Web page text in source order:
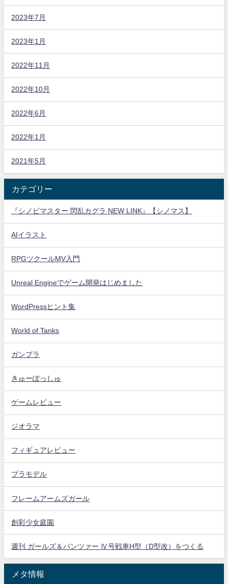
2023年7月
2023年1月
2022年11月
2022年10月
2022年6月
2022年1月
2021年5月
カテゴリー
『シノビマスター 閃乱カグラ NEW LINK』【シノマス】
AIイラスト
RPGツクールMV入門
Unreal Engineでゲーム開発はじめました
WordPressヒント集
World of Tanks
ガンプラ
きゅーぽっしゅ
ゲームレビュー
ジオラマ
フィギュアレビュー
プラモデル
フレームアームズガール
創彩少女庭園
週刊 ガールズ＆パンツァー Ⅳ号戦車H型（D型改）をつくる
メタ情報